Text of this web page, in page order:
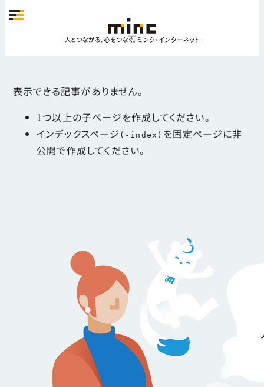
表示できる記事がありません。
1つ以上の子ページを作成してください。
インデックスページ (-index) を固定ページに非
公開で作成してください。